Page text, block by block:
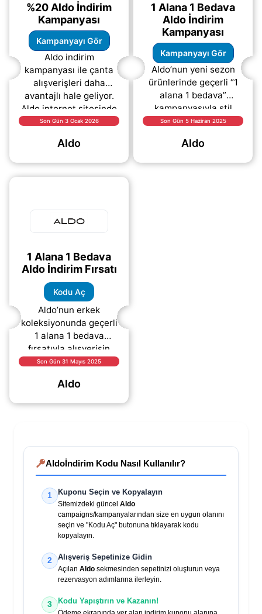
%20 Aldo İndirim
Kampanyası
Kampanyayı Gör
Aldo indirim
kampanyası ile çanta
alışverişleri daha
avantajlı hale geliyor.
Aldo internet sitesinde
geçerli olan bu
çanta kategorisindeki
(daha&helliip;)
Son Gün 3 Ocak 2026
Aldo
1 Alana 1 Bedava
Aldo İndirim
Kampanyası
Kampanyayı Gör
Aldo’nun yeni sezon
ürünlerinde geçerli “1
alana 1 bedava”
kampanyasıyla stil
sahibi adımlar şimdi
internet sitesinde
Son Gün 5 Haziran 2025
Aldo
1 Alana 1 Bedava
Aldo İndirim Fırsatı
Kodu Aç
Aldo’nun erkek
koleksiyonunda geçerli
1 alana 1 bedava
fırsatıyla alışverişin
keyfini ikiye katlayın.
geçerli bu özel
Son Gün 31 Mayıs 2025
Aldo
Aldoİndirim Kodu Nasıl Kullanılır?
1 Kuponu Seçin ve Kopyalayın
Sitemizdeki güncel Aldo
campaigns/kampanyalarından size en uygun olanını
seçin ve "Kodu Aç" butonuna tıklayarak kodu
kopyalayın.
2 Alışveriş Sepetinize Gidin
Açılan Aldo sekmesinden sepetinizi oluşturun veya
rezervasyon adımlarına ilerleyin.
3 Kodu Yapıştırın ve Kazanın!